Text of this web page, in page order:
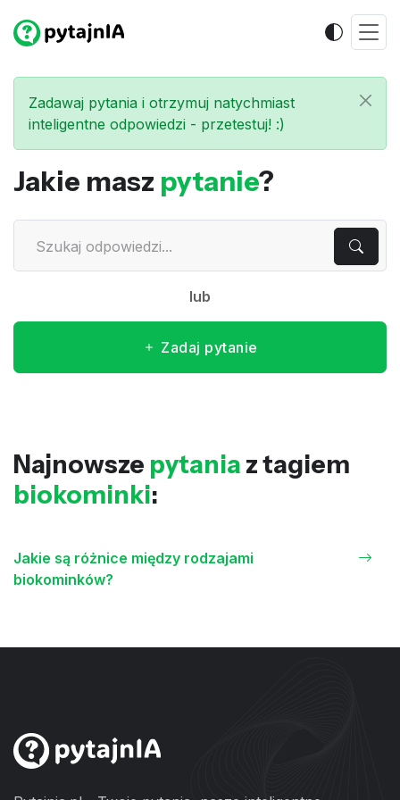
Zadawaj pytania i otrzymuj natychmiast
inteligentne odpowiedzi - przetestuj! :)
Jakie masz pytanie?
lub
Zadaj pytanie
Najnowsze pytania z tagiem
biokominki:
Jakie są różnice między rodzajami
biokominków?